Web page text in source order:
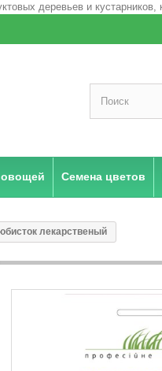
Семена цветов
лекарственый